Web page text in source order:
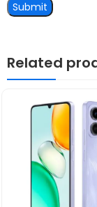
Related